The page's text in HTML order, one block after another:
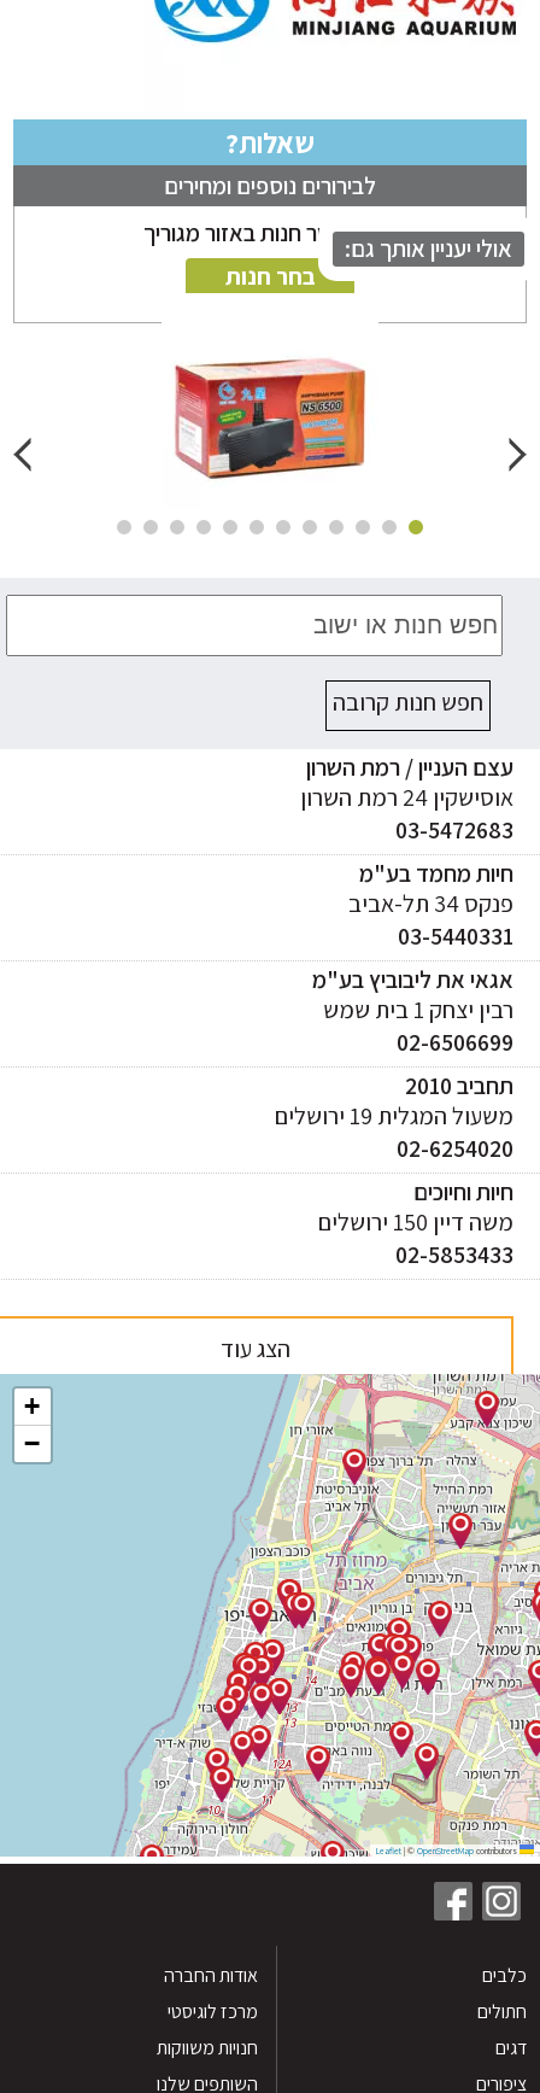
שאלות?
לבירורים נוספים ומחירים
ניתן לבחור חנות באזור מגוריך
בחר חנות
יעניין אותך גם:
חפש חנות קרובה
העניין / רמת השרון
24 רמת השרון
03-
מחמד בע"מ
34 תל-אביב
03-
את ליבוביץ בע"מ
יצחק 1 בית שמש
02-
2010
המגלית 19 ירושלים
02-
וחיוכים
150 ירושלים
02-
הצג עוד
|©OpenStreetMap
אודות החברה
מרכז לוגיסטי
חנויות משווקות
השותפים שלנו